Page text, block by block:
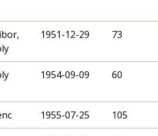
1951-12-29 73
1954-09-09 60
1955-07-25 105